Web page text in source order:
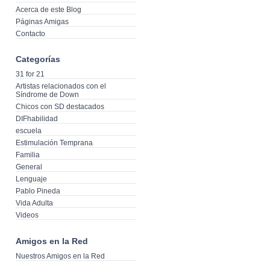
Acerca de este Blog
Páginas Amigas
Contacto
Categorías
31 for 21
Artistas relacionados con el
Síndrome de Down
Chicos con SD destacados
DIFhabilidad
escuela
Estimulación Temprana
Familia
General
Lenguaje
Pablo Pineda
Vida Adulta
Videos
Amigos en la Red
Nuestros Amigos en la Red